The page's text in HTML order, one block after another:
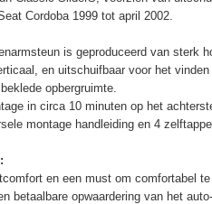
Cordoba 1999 tot april 2002.
is geproduceerd van sterk
en uitschuifbaar voor het
opbergruimte.
in circa 10 minuten op het
montage handleiding en 4
en een must om comfortabel te
betaalbare opwaardering van het